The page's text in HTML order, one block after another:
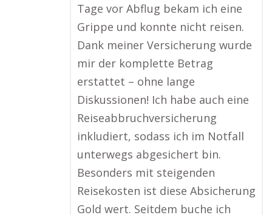
Tage vor Abflug bekam ich eine
Grippe und konnte nicht reisen.
Dank meiner Versicherung wurde
mir der komplette Betrag
erstattet – ohne lange
Diskussionen! Ich habe auch eine
Reiseabbruchversicherung
inkludiert, sodass ich im Notfall
unterwegs abgesichert bin.
Besonders mit steigenden
Reisekosten ist diese Absicherung
Gold wert. Seitdem buche ich